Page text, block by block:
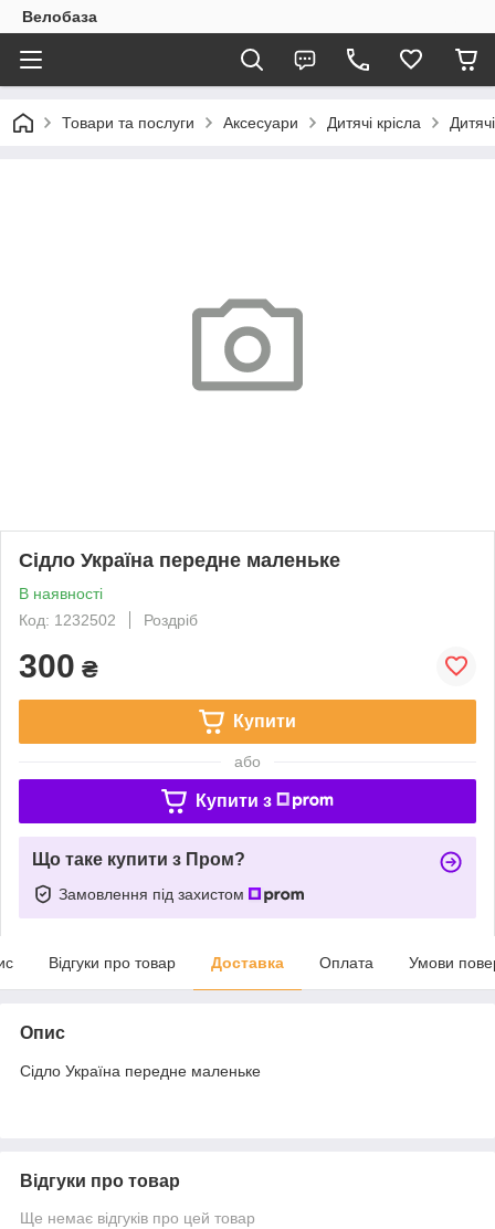
Велобаза
Товари та послуги Аксесуари Дитячі крісла
Сідло Україна передне маленьке
В наявності
Код: 1232502
Роздріб
300 ₴
Купити
або
Купити з
Що таке купити з Пром?
Замовлення під захистом
Відгуки про товар Доставка Оплата Умови
Опис
Сідло Україна передне маленьке
Відгуки про товар
Ще немає відгуків про цей товар